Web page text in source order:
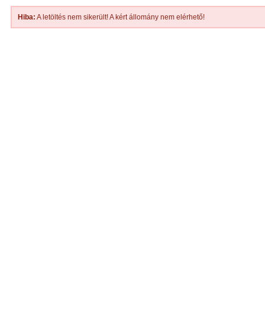
Hiba: A letöltés nem sikerült! A kért állomány nem elérhető!